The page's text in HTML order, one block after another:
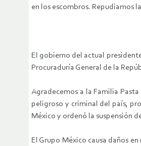
en los escombros. Repudiamos
El gobierno del actual
Procuraduría General de la
Agradecemos a la Familia
peligroso y criminal del país,
México y ordenó la suspensión
El Grupo México causa daños